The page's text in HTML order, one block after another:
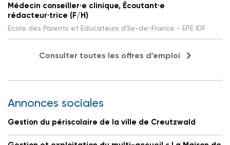
Médecin conseiller·e clinique, Écoutant·e
rédacteur·trice (F/H)
Ecole des Parents et Educateurs d'Ile-de-France - EPE IDF
Consulter toutes les offres d'emploi
Annonces sociales
Gestion du périscolaire de la ville de Creutzwald